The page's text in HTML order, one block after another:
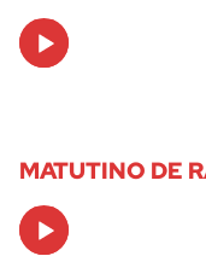
Audio
Player
MATUTINO DE
Audio
Player